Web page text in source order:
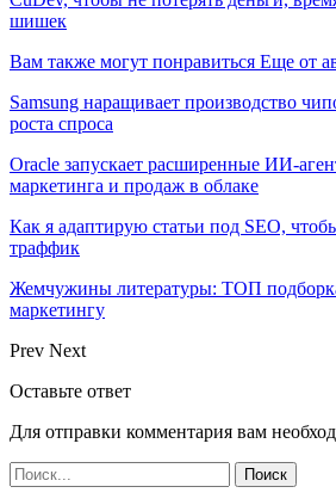
шишек
Вам также могут понравиться Еще от
Samsung наращивает производство
роста спроса
Oracle запускает расширенные
маркетинга и продаж в облаке
Как я адаптирую статьи под SEO,
траффик
Жемчужины литературы: ТОП
маркетингу
Prev Next
Оставьте ответ
Для отправки комментария вам